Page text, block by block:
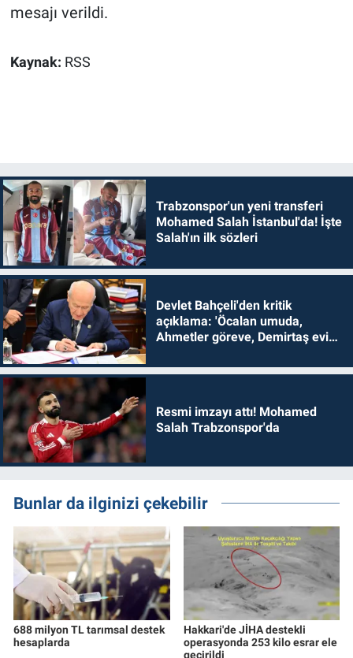
mesajı verildi.
Kaynak: RSS
Trabzonspor'un yeni transferi
Mohamed Salah İstanbul'da! İşte
Salah'ın ilk sözleri
Devlet Bahçeli'den kritik
açıklama: 'Öcalan umuda,
Ahmetler göreve, Demirtaş evine
Resmi imzayı attı! Mohamed
Salah Trabzonspor'da
Bunlar da ilginizi çekebilir
688 milyon TL tarımsal destek
hesaplarda
Hakkari'de JİHA destekli
operasyonda 253 kilo esrar ele
geçirildi